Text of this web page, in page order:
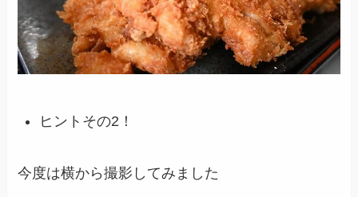
ヒントその2！
今度は横から撮影してみました